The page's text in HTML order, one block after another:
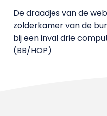
De draadjes van de
zolderkamer van de
bij een inval drie
(BB/HOP)